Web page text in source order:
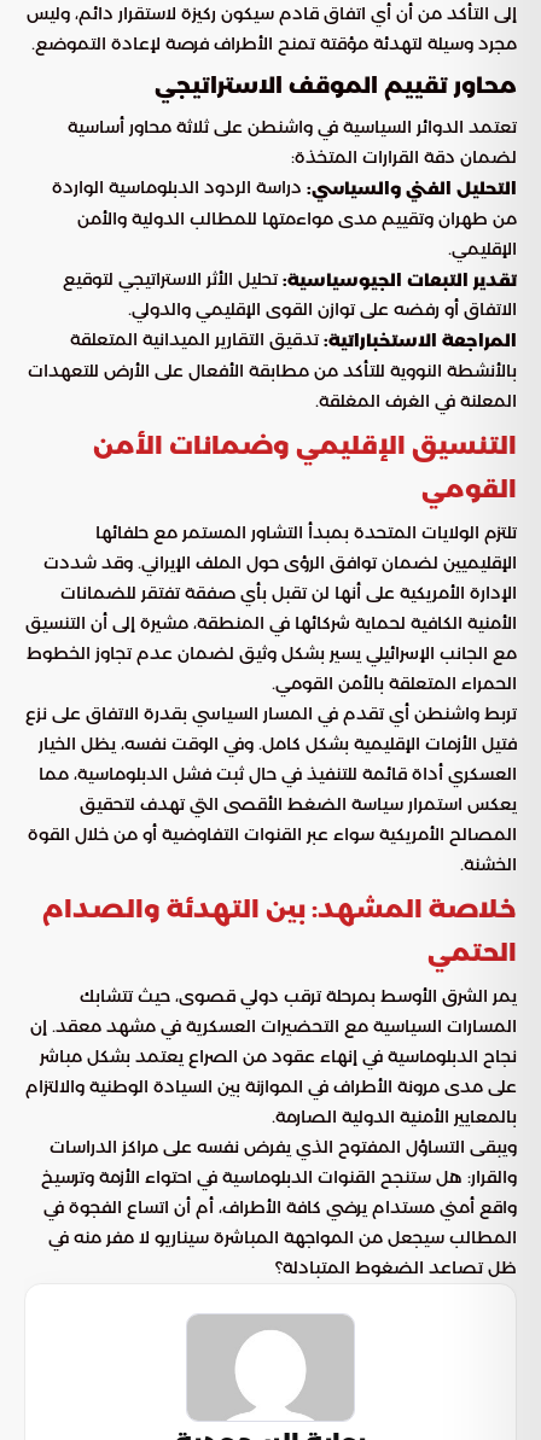
إلى التأكد من أن أي اتفاق قادم سيكون ركيزة لاستقرار دائم، وليس
مجرد وسيلة لتهدئة مؤقتة تمنح الأطراف فرصة لإعادة التموضع.
محاور تقييم الموقف الاستراتيجي
تعتمد الدوائر السياسية في واشنطن على ثلاثة محاور أساسية
لضمان دقة القرارات المتخذة:
التحليل الفني والسياسي: دراسة الردود الدبلوماسية الواردة
من طهران وتقييم مدى مواءمتها للمطالب الدولية والأمن
الإقليمي.
تقدير التبعات الجيوسياسية:تحليل الأثر الاستراتيجي لتوقيع
الاتفاق أو رفضه على توازن القوى الإقليمي والدولي.
المراجعة الاستخباراتية:تدقيق التقارير الميدانية المتعلقة
بالأنشطة النووية للتأكد من مطابقة الأفعال على الأرض للتعهدات
المعلنة في الغرف المغلقة.
التنسيق الإقليمي وضمانات الأمن
القومي
تلتزم الولايات المتحدة بمبدأ التشاور المستمر مع حلفائها
الإقليميين لضمان توافق الرؤى حول الملف الإيراني. وقد شددت
الإدارة الأمريكية على أنها لن تقبل بأي صفقة تفتقر للضمانات
الأمنية الكافية لحماية شركائها في المنطقة، مشيرة إلى أن التنسيق
مع الجانب الإسرائيلي يسير بشكل وثيق لضمان عدم تجاوز الخطوط
الحمراء المتعلقة بالأمن القومي.
تربط واشنطن أي تقدم في المسار السياسي بقدرة الاتفاق على نزع
فتيل الأزمات الإقليمية بشكل كامل. وفي الوقت نفسه، يظل الخيار
العسكري أداة قائمة للتنفيذ في حال ثبت فشل الدبلوماسية، مما
يعكس استمرار سياسة الضغط الأقصى التي تهدف لتحقيق
المصالح الأمريكية سواء عبر القنوات التفاوضية أو من خلال القوة
الخشنة.
خلاصة المشهد: بين التهدئة والصدام
الحتمي
يمر الشرق الأوسط بمرحلة ترقب دولي قصوى، حيث تتشابك
المسارات السياسية مع التحضيرات العسكرية في مشهد معقد. إن
نجاح الدبلوماسية في إنهاء عقود من الصراع يعتمد بشكل مباشر
على مدى مرونة الأطراف في الموازنة بين السيادة الوطنية والالتزام
بالمعايير الأمنية الدولية الصارمة.
ويبقى التساؤل المفتوح الذي يفرض نفسه على مراكز الدراسات
والقرار: هل ستنجح القنوات الدبلوماسية في احتواء الأزمة وترسيخ
واقع أمني مستدام يرضي كافة الأطراف، أم أن اتساع الفجوة في
المطالب سيجعل من المواجهة المباشرة سيناريو لا مفر منه في
ظل تصاعد الضغوط المتبادلة؟